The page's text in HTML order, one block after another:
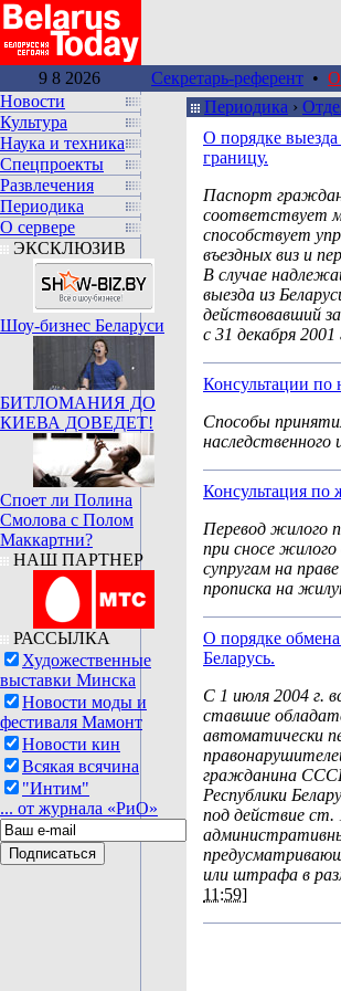
9 8 2026 Секретарь-референт •
Новости
Культура
Наука и техника
Спецпроекты
Развлечения
Периодика
О сервере
ЭКСКЛЮЗИВ
Шоу-бизнес Беларуси
БИТЛОМАНИЯ ДО
КИЕВА ДОВЕДЕТ!
Споет ли Полина
Смолова с Полом
Маккартни?
НАШ ПАРТНЕР
РАССЫЛКА
Художественные
выставки Минска
Новости моды и
фестиваля Мамонт
Новости кин
Всякая всячина
"Интим"
... от журнала «РиО»
Периодика ›
О порядке выезда
границу.
Паспорт
соответствует
способствует
въездных виз и
В случае
выезда из
действовавший
с 31 декабря 2001
Консультации по
Способы
Консультация
Перевод жилого
при сносе
супругам на
прописка на
О порядке
Беларусь.
С 1 июля 2004 г.
ставшие
автоматически
гражданина
Республики
под действие ст.
или штрафа в
11:59]